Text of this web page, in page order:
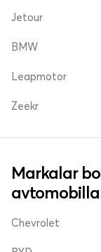
Jetour
BMW
Leapmotor
Zeekr
Markalar
Chevrolet